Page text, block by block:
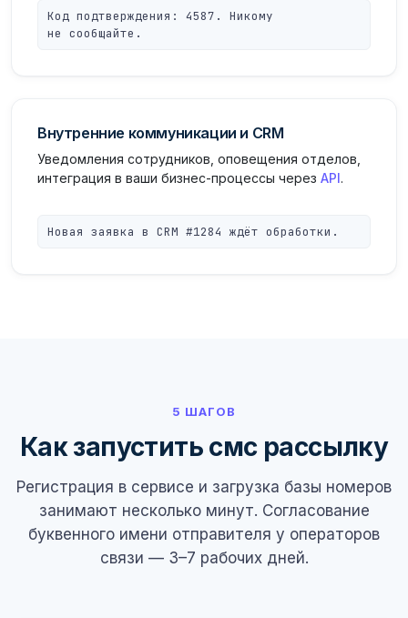
Код подтверждения: 4587. Никому
не сообщайте.
Внутренние коммуникации и CRM
Уведомления сотрудников, оповещения отделов,
интеграция в ваши бизнес-процессы через API.
Новая заявка в CRM #1284 ждёт обработки.
5 ШАГОВ
Как запустить смс рассылку
Регистрация в сервисе и загрузка базы номеров
занимают несколько минут. Согласование
буквенного имени отправителя у операторов
связи — 3–7 рабочих дней.